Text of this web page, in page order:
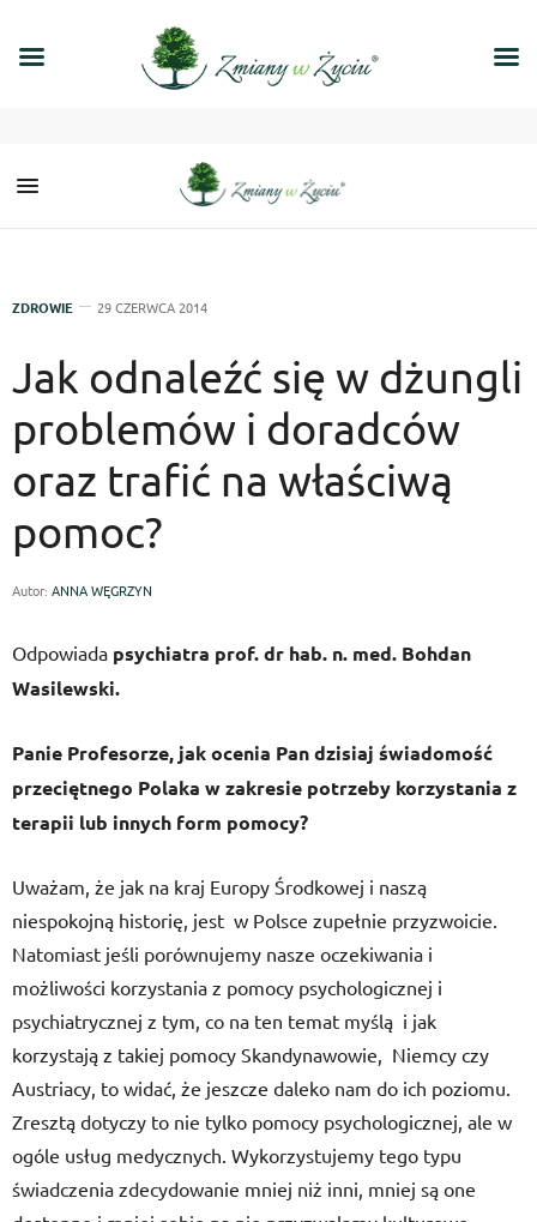
ZDROWIE 29 CZERWCA 2014
Jak odnaleźć się w dżungli
problemów i doradców
oraz trafić na właściwą
pomoc?
Autor: ANNA WĘGRZYN
Odpowiada psychiatra prof. dr hab. n. med. Bohdan
Wasilewski.
Panie Profesorze, jak ocenia Pan dzisiaj świadomość
przeciętnego Polaka w zakresie potrzeby korzystania z
terapii lub innych form pomocy?
Uważam, że jak na kraj Europy Środkowej i naszą
niespokojną historię, jest w Polsce zupełnie przyzwoicie.
Natomiast jeśli porównujemy nasze oczekiwania i
możliwości korzystania z pomocy psychologicznej i
psychiatrycznej z tym, co na ten temat myślą i jak
korzystają z takiej pomocy Skandynawowie, Niemcy czy
Austriacy, to widać, że jeszcze daleko nam do ich poziomu.
Zresztą dotyczy to nie tylko pomocy psychologicznej, ale w
ogóle usług medycznych. Wykorzystujemy tego typu
świadczenia zdecydowanie mniej niż inni, mniej są one